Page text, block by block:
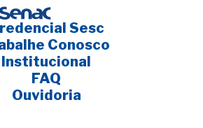
Sesc
Conosco
Institucional
FAQ
Ouvidoria